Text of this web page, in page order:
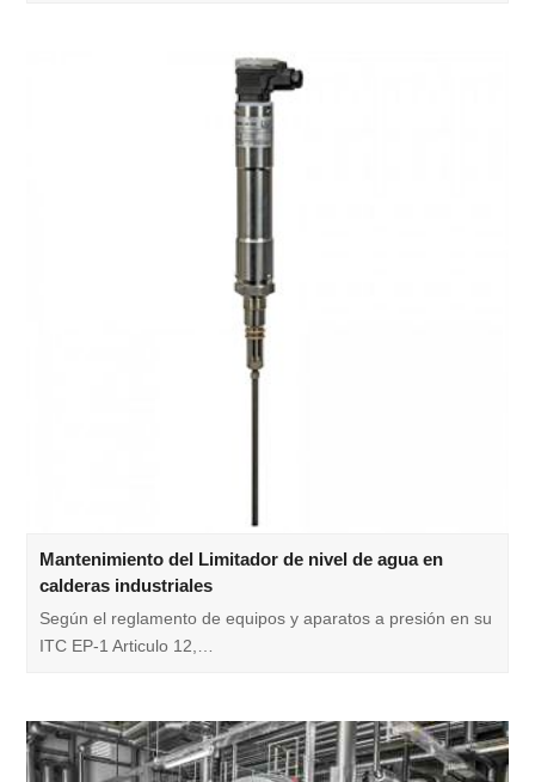
Mantenimiento del Limitador de nivel de agua en
calderas industriales
Según el reglamento de equipos y aparatos a presión en su
ITC EP-1 Articulo 12,…